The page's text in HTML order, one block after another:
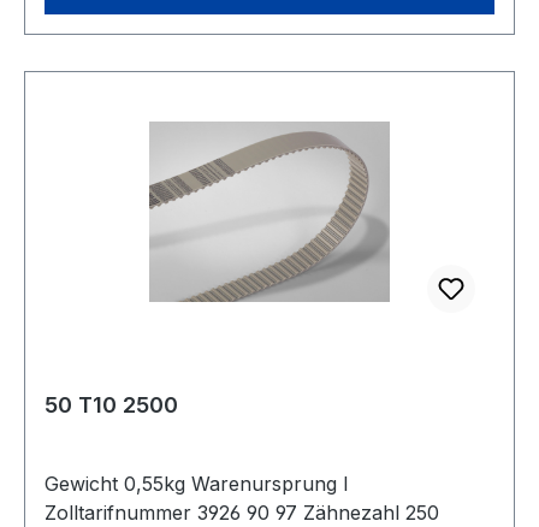
50 T10 2500
Gewicht 0,55kg Warenursprung I
Zolltarifnummer 3926 90 97 Zähnezahl 250